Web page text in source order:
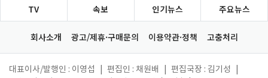
TV 속보 인기뉴스 주요뉴스
회사소개 광고/제휴·구매문의 이용약관·정책 고충처리
대표이사/발행인 : 이영섭 편집인 : 채원배 편집국장 : 김기성